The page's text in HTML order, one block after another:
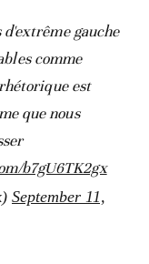
gauche
comme
est
que nous
b7gU6TK2gx
September 11,